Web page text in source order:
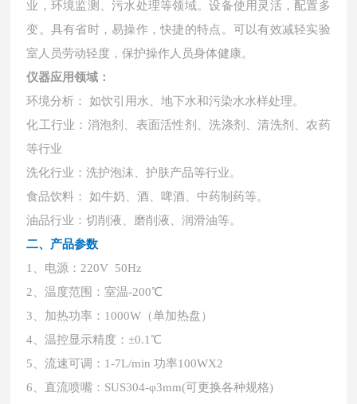
业，环境监测、污水处理等领域。设备使用灵活，配置多
变。具有省时，易操作，快捷的特点。可以有效减轻实验
室人员劳动轻度，保护操作人员身体健康。
仪器应用领域：
环境分析： 如饮引用水、地下水和污染水水样处理。
化工行业：消泡剂、表面活性剂、洗涤剂、清洗剂、农药
等行业
洗化行业：洗护泡沫、护肤产品等行业。
食品饮料： 如牛奶、酒、啤酒、中药制药等。
油品行业：切削液、磨削液、润滑油等。
二、产品参数
1、电源：220V 50Hz
2、温度范围：室温-200℃
3、加热功率：1000W（单加热盘）
4、温控显示精度：±0.1℃
5、流速可调：1-7L/min 功率100WX2
6、直流喷嘴：SUS304-φ3mm(可更换各种规格)